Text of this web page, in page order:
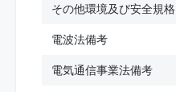
その他環境及び安全規格
電波法備考
電気通信事業法備考